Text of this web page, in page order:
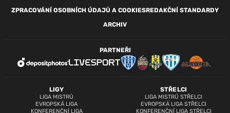
ZPRACOVÁNÍ OSOBNÍCH ÚDAJŮ A COOKIESREDAKČNÍ STANDARDY
ARCHIV
LIGY
LIGA MISTRŮ
EVROPSKÁ LIGA
KONFERENČNÍ LIGA
STŘELCI
LIGA MISTRŮ STŘELCI
EVROPSKÁ LIGA STŘELCI
KONFERENČNÍ LIGA STŘELCI
PARTNEŘI